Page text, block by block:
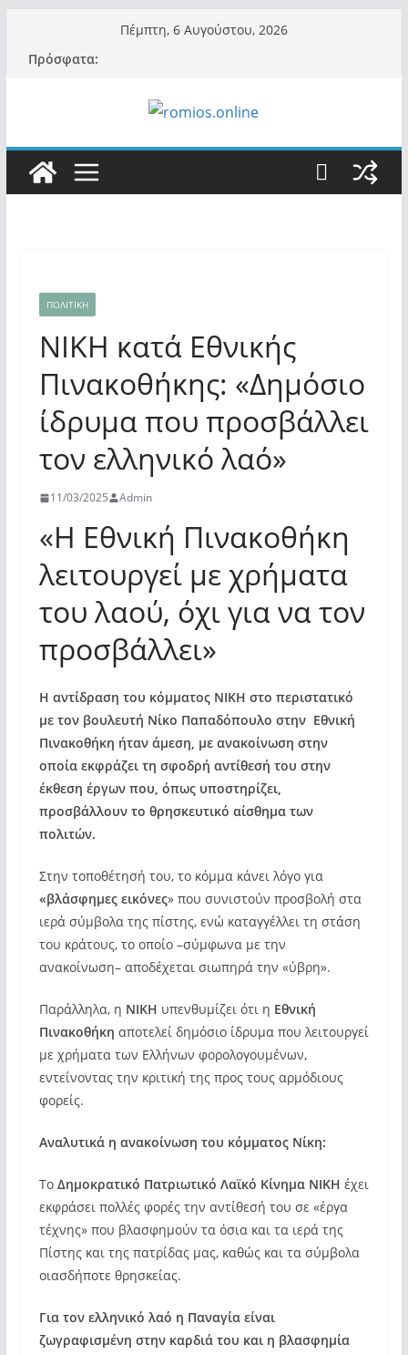
περιεχόμενο
Πέμπτη, 6 Αυγούστου, 2026
Πρόσφατα:
ΠΟΛΙΤΙΚΗ
ΝΙΚΗ κατά Εθνικής
Πινακοθήκης: «Δημόσιο
ίδρυμα που προσβάλλει
τον ελληνικό λαό»
11/03/2025 Admin
«Η Εθνική Πινακοθήκη
λειτουργεί με χρήματα
του λαού, όχι για να τον
προσβάλλει»
Η αντίδραση του κόμματος ΝΙΚΗ στο περιστατικό
με τον βουλευτή Νίκο Παπαδόπουλο στην Εθνική
Πινακοθήκη ήταν άμεση, με ανακοίνωση στην
οποία εκφράζει τη σφοδρή αντίθεσή του στην
έκθεση έργων που, όπως υποστηρίζει,
προσβάλλουν το θρησκευτικό αίσθημα των
πολιτών.
Στην τοποθέτησή του, το κόμμα κάνει λόγο για
«βλάσφημες εικόνες» που συνιστούν προσβολή στα
ιερά σύμβολα της πίστης, ενώ καταγγέλλει τη στάση
του κράτους, το οποίο –σύμφωνα με την
ανακοίνωση– αποδέχεται σιωπηρά την «ύβρη».
Παράλληλα, η ΝΙΚΗ υπενθυμίζει ότι η Εθνική
Πινακοθήκη αποτελεί δημόσιο ίδρυμα που λειτουργεί
με χρήματα των Ελλήνων φορολογουμένων,
εντείνοντας την κριτική της προς τους αρμόδιους
φορείς.
Αναλυτικά η ανακοίνωση του κόμματος Νίκη:
Το Δημοκρατικό Πατριωτικό Λαϊκό Κίνημα ΝΙΚΗ έχει
εκφράσει πολλές φορές την αντίθεσή του σε «έργα
τέχνης» που βλασφημούν τα όσια και τα ιερά της
Πίστης και της πατρίδας μας, καθώς και τα σύμβολα
οιασδήποτε θρησκείας.
Για τον ελληνικό λαό η Παναγία είναι
ζωγραφισμένη στην καρδιά του και η βλασφημία